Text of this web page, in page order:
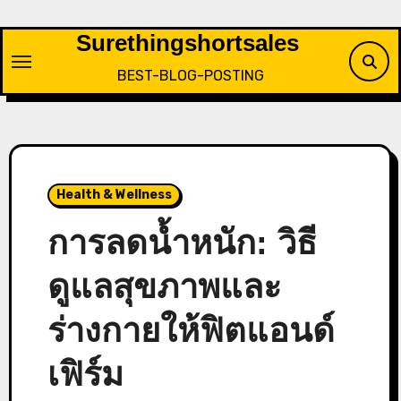
content
Surethingshortsales
BEST-BLOG-POSTING
Health & Wellness
การลดน้ำหนัก: วิธี
ดูแลสุขภาพและ
ร่างกายให้ฟิตแอนด์
เฟิร์ม